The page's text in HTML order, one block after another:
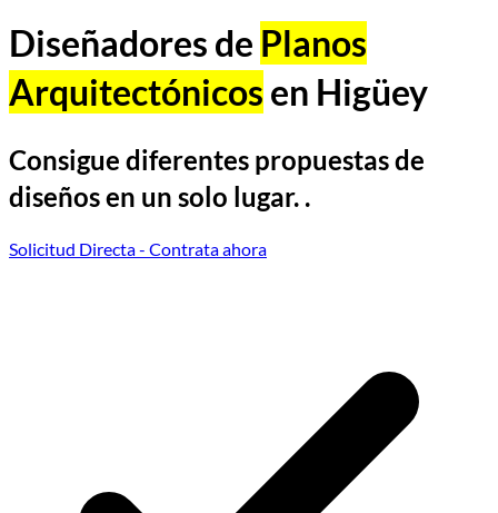
Diseñadores de Planos
Arquitectónicos en Higüey
Consigue diferentes propuestas de
diseños en un solo lugar. .
Solicitud Directa- Contrata ahora